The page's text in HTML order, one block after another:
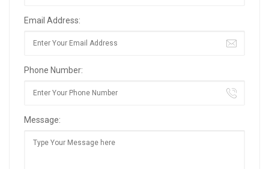
Email Address:
Phone Number:
Message: